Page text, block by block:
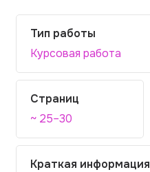
Тип работы
Курсовая работа
Страниц
~ 25–30
Краткая информация